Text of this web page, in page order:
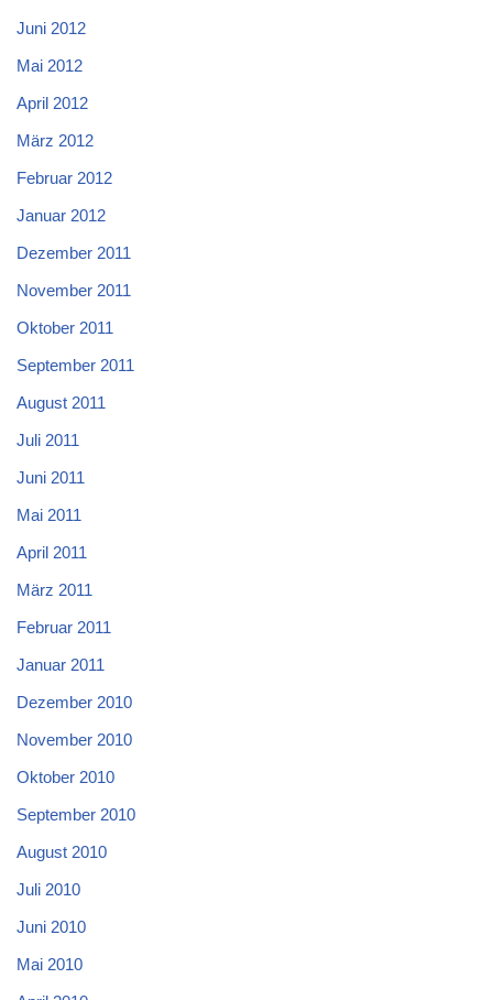
Juni 2012
Mai 2012
April 2012
März 2012
Februar 2012
Januar 2012
Dezember 2011
November 2011
Oktober 2011
September 2011
August 2011
Juli 2011
Juni 2011
Mai 2011
April 2011
März 2011
Februar 2011
Januar 2011
Dezember 2010
November 2010
Oktober 2010
September 2010
August 2010
Juli 2010
Juni 2010
Mai 2010